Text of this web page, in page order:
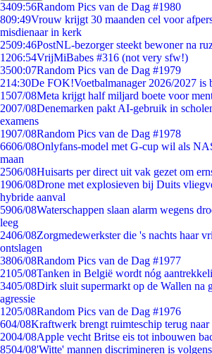
3409:56Random Pics van de Dag #1980
809:49Vrouw krijgt 30 maanden cel voor
misdienaar in kerk
2509:46PostNL-bezorger steekt bewoner na
1206:54VrijMiBabes #316 (not very sfw!)
3500:07Random Pics van de Dag #1979
214:30De FOK!Voetbalmanager 2026/2027 is
1507/08Meta krijgt half miljard boete voor
2007/08Denemarken pakt AI-gebruik in
examens
1907/08Random Pics van de Dag #1978
6606/08Onlyfans-model met G-cup wil als
maan
2506/08Huisarts per direct uit vak gezet om
1906/08Drone met explosieven bij Duits
hybride aanval
5906/08Waterschappen slaan alarm wegens
leeg
2406/08Zorgmedewerkster die 's nachts haar
ontslagen
3806/08Random Pics van de Dag #1977
2105/08Tanken in België wordt nóg
3405/08Dirk sluit supermarkt op de Wallen na
agressie
1205/08Random Pics van de Dag #1976
604/08Kraftwerk brengt ruimteschip terug
2004/08Apple vecht Britse eis tot inbouwen
8504/08'Witte' mannen discrimineren is